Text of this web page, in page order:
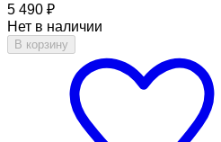
5 490 ₽
Нет в наличии
В корзину